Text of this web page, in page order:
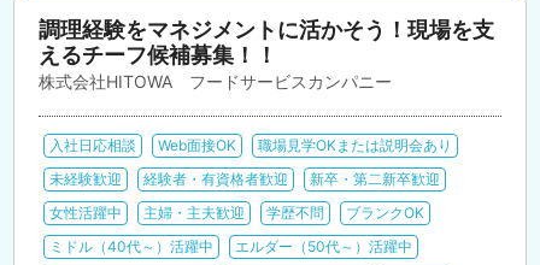
調理経験をマネジメントに活かそう！現場を支
えるチーフ候補募集！！
株式会社HITOWA フードサービスカンパニー
入社日応相談 Web面接OK
職場見学OKまたは説明会あり
未経験歓迎
経験者・有資格者歓迎
新卒・第二新卒歓迎
女性活躍中
主婦・主夫歓迎 学歴不問
ブランクOK
ミドル（40代～）活躍中
エルダー（50代～）活躍中